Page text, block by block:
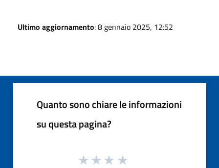
Ultimo aggiornamento: 8 gennaio 2025, 12:52
Quanto sono chiare le informazioni
su questa pagina?